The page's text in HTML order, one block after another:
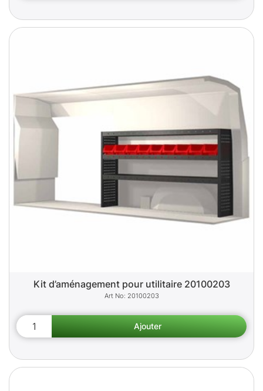
Kit d’aménagement pour utilitaire 20100203
20100203